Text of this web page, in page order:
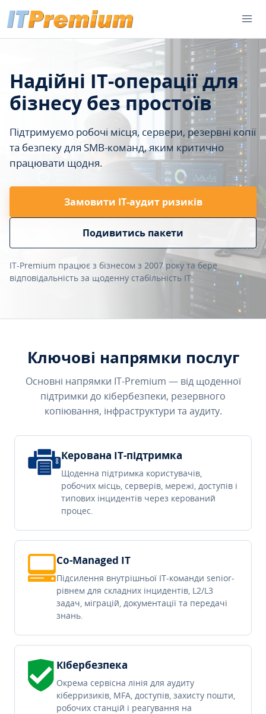
Надійні IT-операції для
бізнесу без простоїв
Підтримуємо робочі місця, сервери, резервні копії
та безпеку для SMB-команд, яким критично
працювати щодня.
Замовити ІТ-аудит ризиків
Подивитись пакети
IT-Premium працює з бізнесом з 2007 року та бере
відповідальність за щоденну стабільність IT.
Ключові напрямки послуг
Основні напрямки IT-Premium — від щоденної
підтримки до кібербезпеки, резервного
копіювання, інфраструктури та аудиту.
Керована IT-підтримка
Щоденна підтримка користувачів,
робочих місць, серверів, мережі, доступів і
типових інцидентів через керований
процес.
Co-Managed IT
Підсилення внутрішньої IT-команди senior-
рівнем для складних інцидентів, L2/L3
задач, міграцій, документації та передачі
знань.
Кібербезпека
Окрема сервісна лінія для аудиту
кіберризиків, MFA, доступів, захисту пошти,
робочих станцій і реагування на